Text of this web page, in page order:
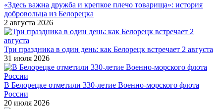
«Здесь важна дружба и крепкое плечо товарища»: история
добровольца из Белорецка
2 августа 2026
Три праздника в один день: как Белорецк встречает 2 августа
31 июля 2026
В Белорецке отметили 330-летие Военно-морского флота
России
20 июля 2026